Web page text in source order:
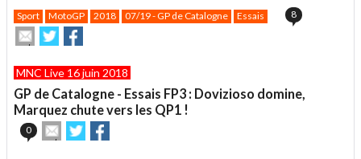
Sport MotoGP 2018 07/19 - GP de Catalogne Essais 8
Envoyer
cet
à
un
ami
Partager
sur
sur
MNC Live 16 juin 2018
GP de Catalogne - Essais FP3 : Dovizioso domine,
Marquez chute vers les QP1 !
0
Envoyer
cet
Partager
sur sur